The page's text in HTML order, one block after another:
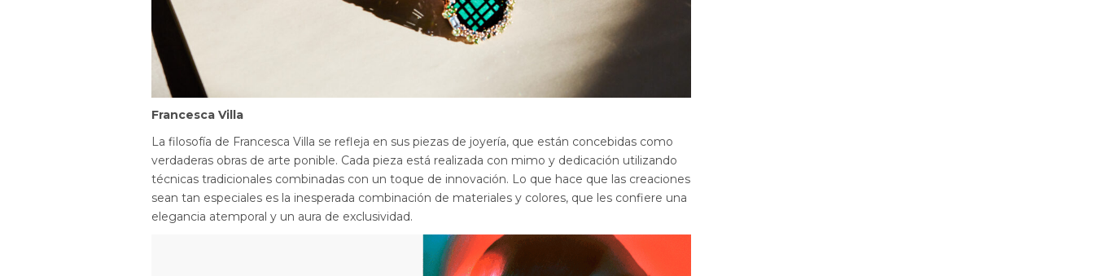
Francesca Villa
La filosofía de Francesca Villa se refleja en sus piezas de joyería, que están concebidas como
verdaderas obras de arte ponible. Cada pieza está realizada con mimo y dedicación utilizando
técnicas tradicionales combinadas con un toque de innovación. Lo que hace que las creaciones
sean tan especiales es la inesperada combinación de materiales y colores, que les confiere una
elegancia atemporal y un aura de exclusividad.